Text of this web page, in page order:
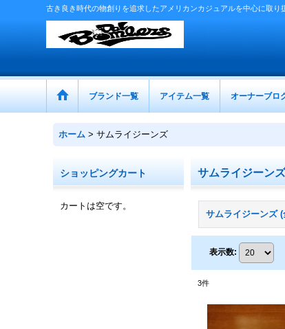
古き良き時代の物創りを追求したアメリカンカジュアルを中心に取り
ブランド一覧 アイテム一覧 オーナーブロ
ホーム > サムライジーンズ
ショッピングカート
カートは空です。
サムライジーン
サムライジーンズ (
表示数:
3件